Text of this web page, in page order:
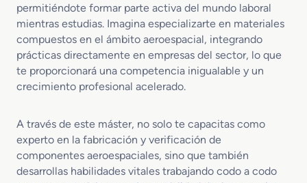
permitiéndote formar parte activa del mundo laboral
mientras estudias. Imagina especializarte en materiales
compuestos en el ámbito aeroespacial, integrando
prácticas directamente en empresas del sector, lo que
te proporcionará una competencia inigualable y un
crecimiento profesional acelerado.
A través de este máster, no solo te capacitas como
experto en la fabricación y verificación de
componentes aeroespaciales, sino que también
desarrollas habilidades vitales trabajando codo a codo